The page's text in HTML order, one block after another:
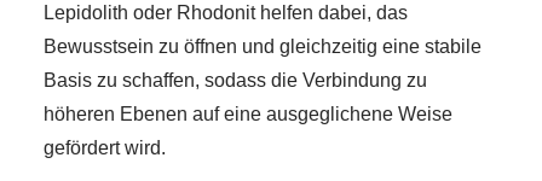
Lepidolith oder Rhodonit helfen dabei, das
Bewusstsein zu öffnen und gleichzeitig eine stabile
Basis zu schaffen, sodass die Verbindung zu
höheren Ebenen auf eine ausgeglichene Weise
gefördert wird.